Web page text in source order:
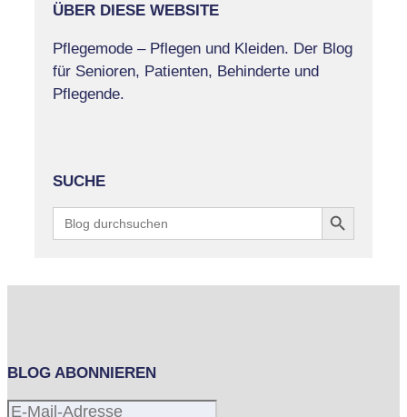
ÜBER DIESE WEBSITE
Pflegemode – Pflegen und Kleiden. Der Blog
für Senioren, Patienten, Behinderte und
Pflegende.
SUCHE
Search
for:
Search Button
BLOG ABONNIEREN
E-